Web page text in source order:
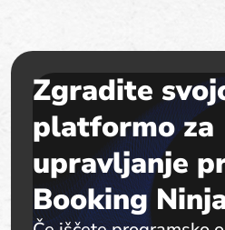
Zgradite
platformo za
upravljanje
Booking